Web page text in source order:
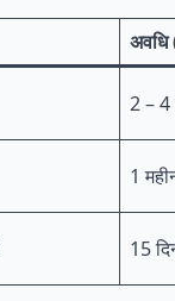
2 –
1
15